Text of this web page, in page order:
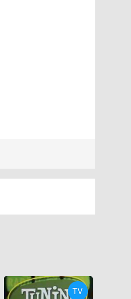
TV